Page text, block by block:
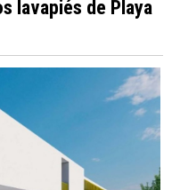
lavapiés de Playa